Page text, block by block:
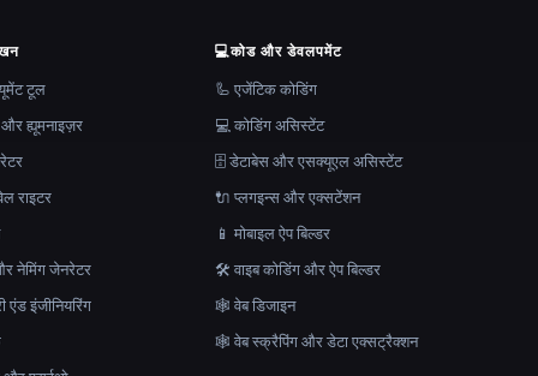
टूल
ह्यूमनाइज़र
राइटर
नेमिंग जेनरेटर
एंड इंजीनियरिंग
💻कोड और डेवलपमेंट
🦾 एजेंटिक कोडिंग
💻 कोडिंग असिस्टेंट
🗄️ डेटाबेस और एसक्यूएल असिस्टेंट
🔌 प्लगइन्स और एक्सटेंशन
📱 मोबाइल ऐप बिल्डर
🛠️ वाइब कोडिंग और ऐप बिल्डर
🕸 वेब डिजाइन
🕸️ वेब स्क्रैपिंग और डेटा एक्सट्रैक्शन